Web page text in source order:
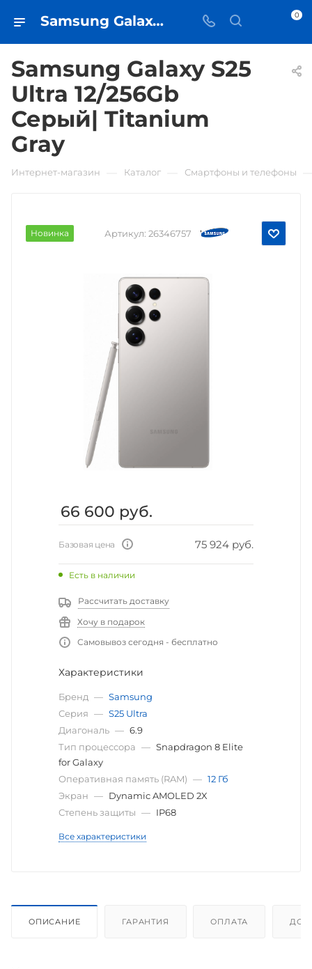
Samsung Galaxy S25 Ultra 12/256Gb Серый| Titanium Gray • купить в Самаре - iЧехол 0
Samsung Galaxy S25
Ultra 12/256Gb
Серый| Titanium
Gray
Интернет-магазин Каталог Смартфоны и телефоны
Новинка Артикул: 26346757
66 600 руб.
Базовая цена 75 924 руб.
Есть в наличии
Рассчитать доставку
Хочу в подарок
Самовывоз сегодня - бесплатно
Характеристики
Бренд — Samsung
Серия — S25 Ultra
Диагональ — 6.9
Тип процессора — Snapdragon 8 Elite
for Galaxy
Оперативная память (RAM) — 12 Гб
Экран — Dynamic AMOLED 2X
Степень защиты — IP68
Все характеристики
ОПИСАНИЕ ГАРАНТИЯ ОПЛАТА